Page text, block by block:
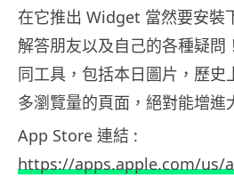
在它推出 Widget 當然要安裝
解答朋友以及自己的各種疑問
同工具，包括本日圖片，歷史
多瀏覽量的頁面，絕對能增進
App Store 連結 :
https://apps.apple.com/us/